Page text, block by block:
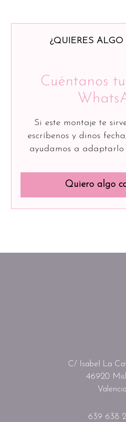
¿QUIERES ALGO
Cuéntanos
Si este montaje te
escríbenos y dinos
ayudamos a adaptarlo
Quiero algo
C/ Isabel La
46920
Valencia
639 638